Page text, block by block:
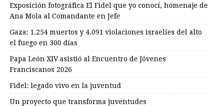
Exposición fotográfica El Fidel que yo conocí, homenaje de
Ana Mola al Comandante en Jefe
Gaza: 1.254 muertos y 4.091 violaciones israelíes del alto
el fuego en 300 días
Papa León XIV asistió al Encuentro de Jóvenes
Franciscanos 2026
Fidel: legado vivo en la juventud
Un proyecto que transforma juventudes